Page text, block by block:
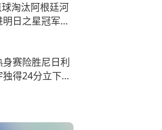
淘汰阿根廷河
日之星冠军杯
赛险胜尼日利
得24分立下头